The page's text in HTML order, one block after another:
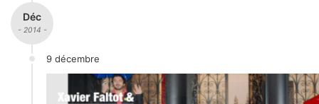
Déc
- 2014 -
9 décembre